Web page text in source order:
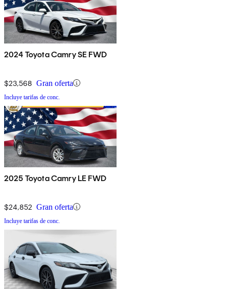
2024 Toyota Camry SE FWD
$23,568 Gran oferta
Incluye tarifas de conc.
2025 Toyota Camry LE FWD
$24,852 Gran oferta
Incluye tarifas de conc.